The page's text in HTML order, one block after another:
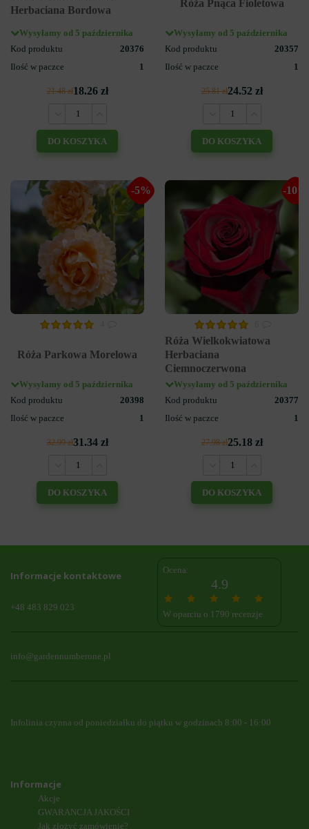
Herbaciana Bordowa
Wysyłamy od 5 października
Kod produktu
20376
Ilość w paczce
1
21.48 zł18.26 zł
DO KOSZYKA
Róża Pnąca Fioletowa
Wysyłamy od 5 października
Kod produktu
20357
Ilość w paczce
1
25.81 zł24.52 zł
DO KOSZYKA
-5%
Róża Parkowa Morelowa
Wysyłamy od 5 października
Kod produktu
20398
Ilość w paczce
1
32.99 zł31.34 zł
DO KOSZYKA
-10%
Róża Wielkokwiatowa
Herbaciana
Ciemnoczerwona
Wysyłamy od 5 października
Kod produktu
20377
Ilość w paczce
1
27.98 zł25.18 zł
DO KOSZYKA
Informacje kontaktowe
+48 483 829 023
Ocena:
4.9
W oparciu o 1790 recenzje
info@gardennumberone.pl
Infolinia czynna od poniedziałku do piątku w godzinach 8:00 - 16:00
Informacje
Akcje
GWARANCJA JAKOŚCI
Jak złożyć zamówienie?